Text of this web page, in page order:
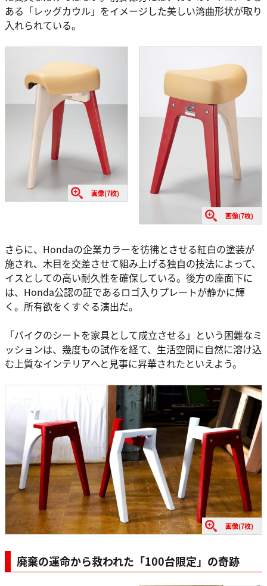
ある「レッグカウル」をイメージした美しい湾曲形状が取り
入れられている。
画像(7枚)
画像(7枚)
さらに、Hondaの企業カラーを彷彿とさせる紅白の塗装が
施され、木目を交差させて組み上げる独自の技法によって、
イスとしての高い耐久性を確保している。後方の座面下に
は、Honda公認の証であるロゴ入りプレートが静かに輝
く。所有欲をくすぐる演出だ。
「バイクのシートを家具として成立させる」という困難なミ
ッションは、幾度もの試作を経て、生活空間に自然に溶け込
む上質なインテリアへと見事に昇華されたといえよう。
画像(7枚)
廃棄の運命から救われた「100台限定」の奇跡